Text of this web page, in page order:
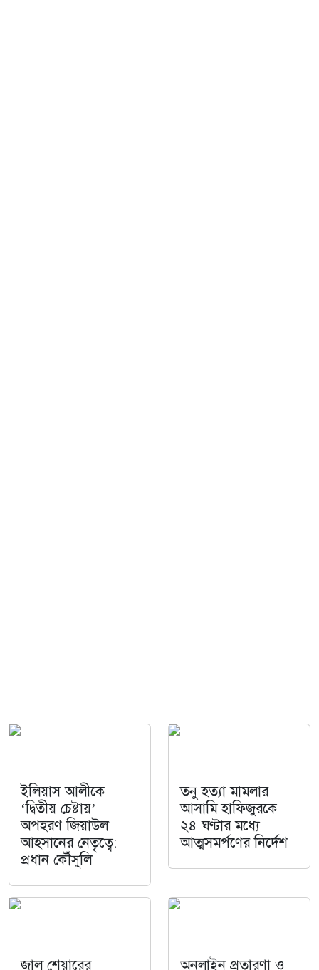
ইলিয়াস আলীকে
‘দ্বিতীয় চেষ্টায়’
অপহরণ জিয়াউল
আহসানের নেতৃত্বে:
প্রধান কৌঁসুলি
তনু হত্যা মামলার
আসামি হাফিজুরকে
২৪ ঘণ্টার মধ্যে
আত্মসমর্পণের নির্দেশ
জাল শেয়ারের অনলাইন প্রতারণা ও